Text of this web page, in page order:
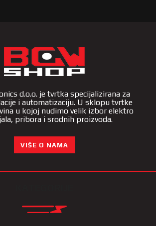
d.o.o. je tvrtka specijalizirana za
i automatizaciju. U sklopu tvrtke
u kojoj nudimo velik izbor elektro
pribora i srodnih proizvoda.
VIŠE O NAMA